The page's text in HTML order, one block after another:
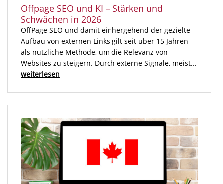
Offpage SEO und KI – Stärken und
Schwächen in 2026
OffPage SEO und damit einhergehend der gezielte
Aufbau von externen Links gilt seit über 15 Jahren
als nützliche Methode, um die Relevanz von
Websites zu steigern. Durch externe Signale, meist...
weiterlesen